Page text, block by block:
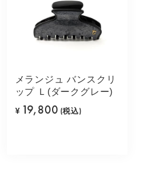
メランジュ バンスクリ
ップ Ｌ(ダークグレー)
¥ 19,800 (税込)